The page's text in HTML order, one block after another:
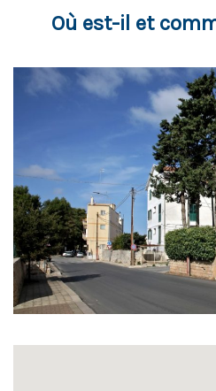
Où est-il et